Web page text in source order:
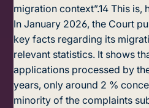
migration context”.14 This is,
In January 2026, the Court
key facts regarding its
relevant statistics. It shows
applications processed by
years, only around 2 %
minority of the complaints